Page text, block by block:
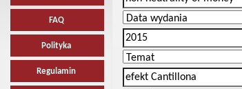
FAQ
Polityka
Regulamin